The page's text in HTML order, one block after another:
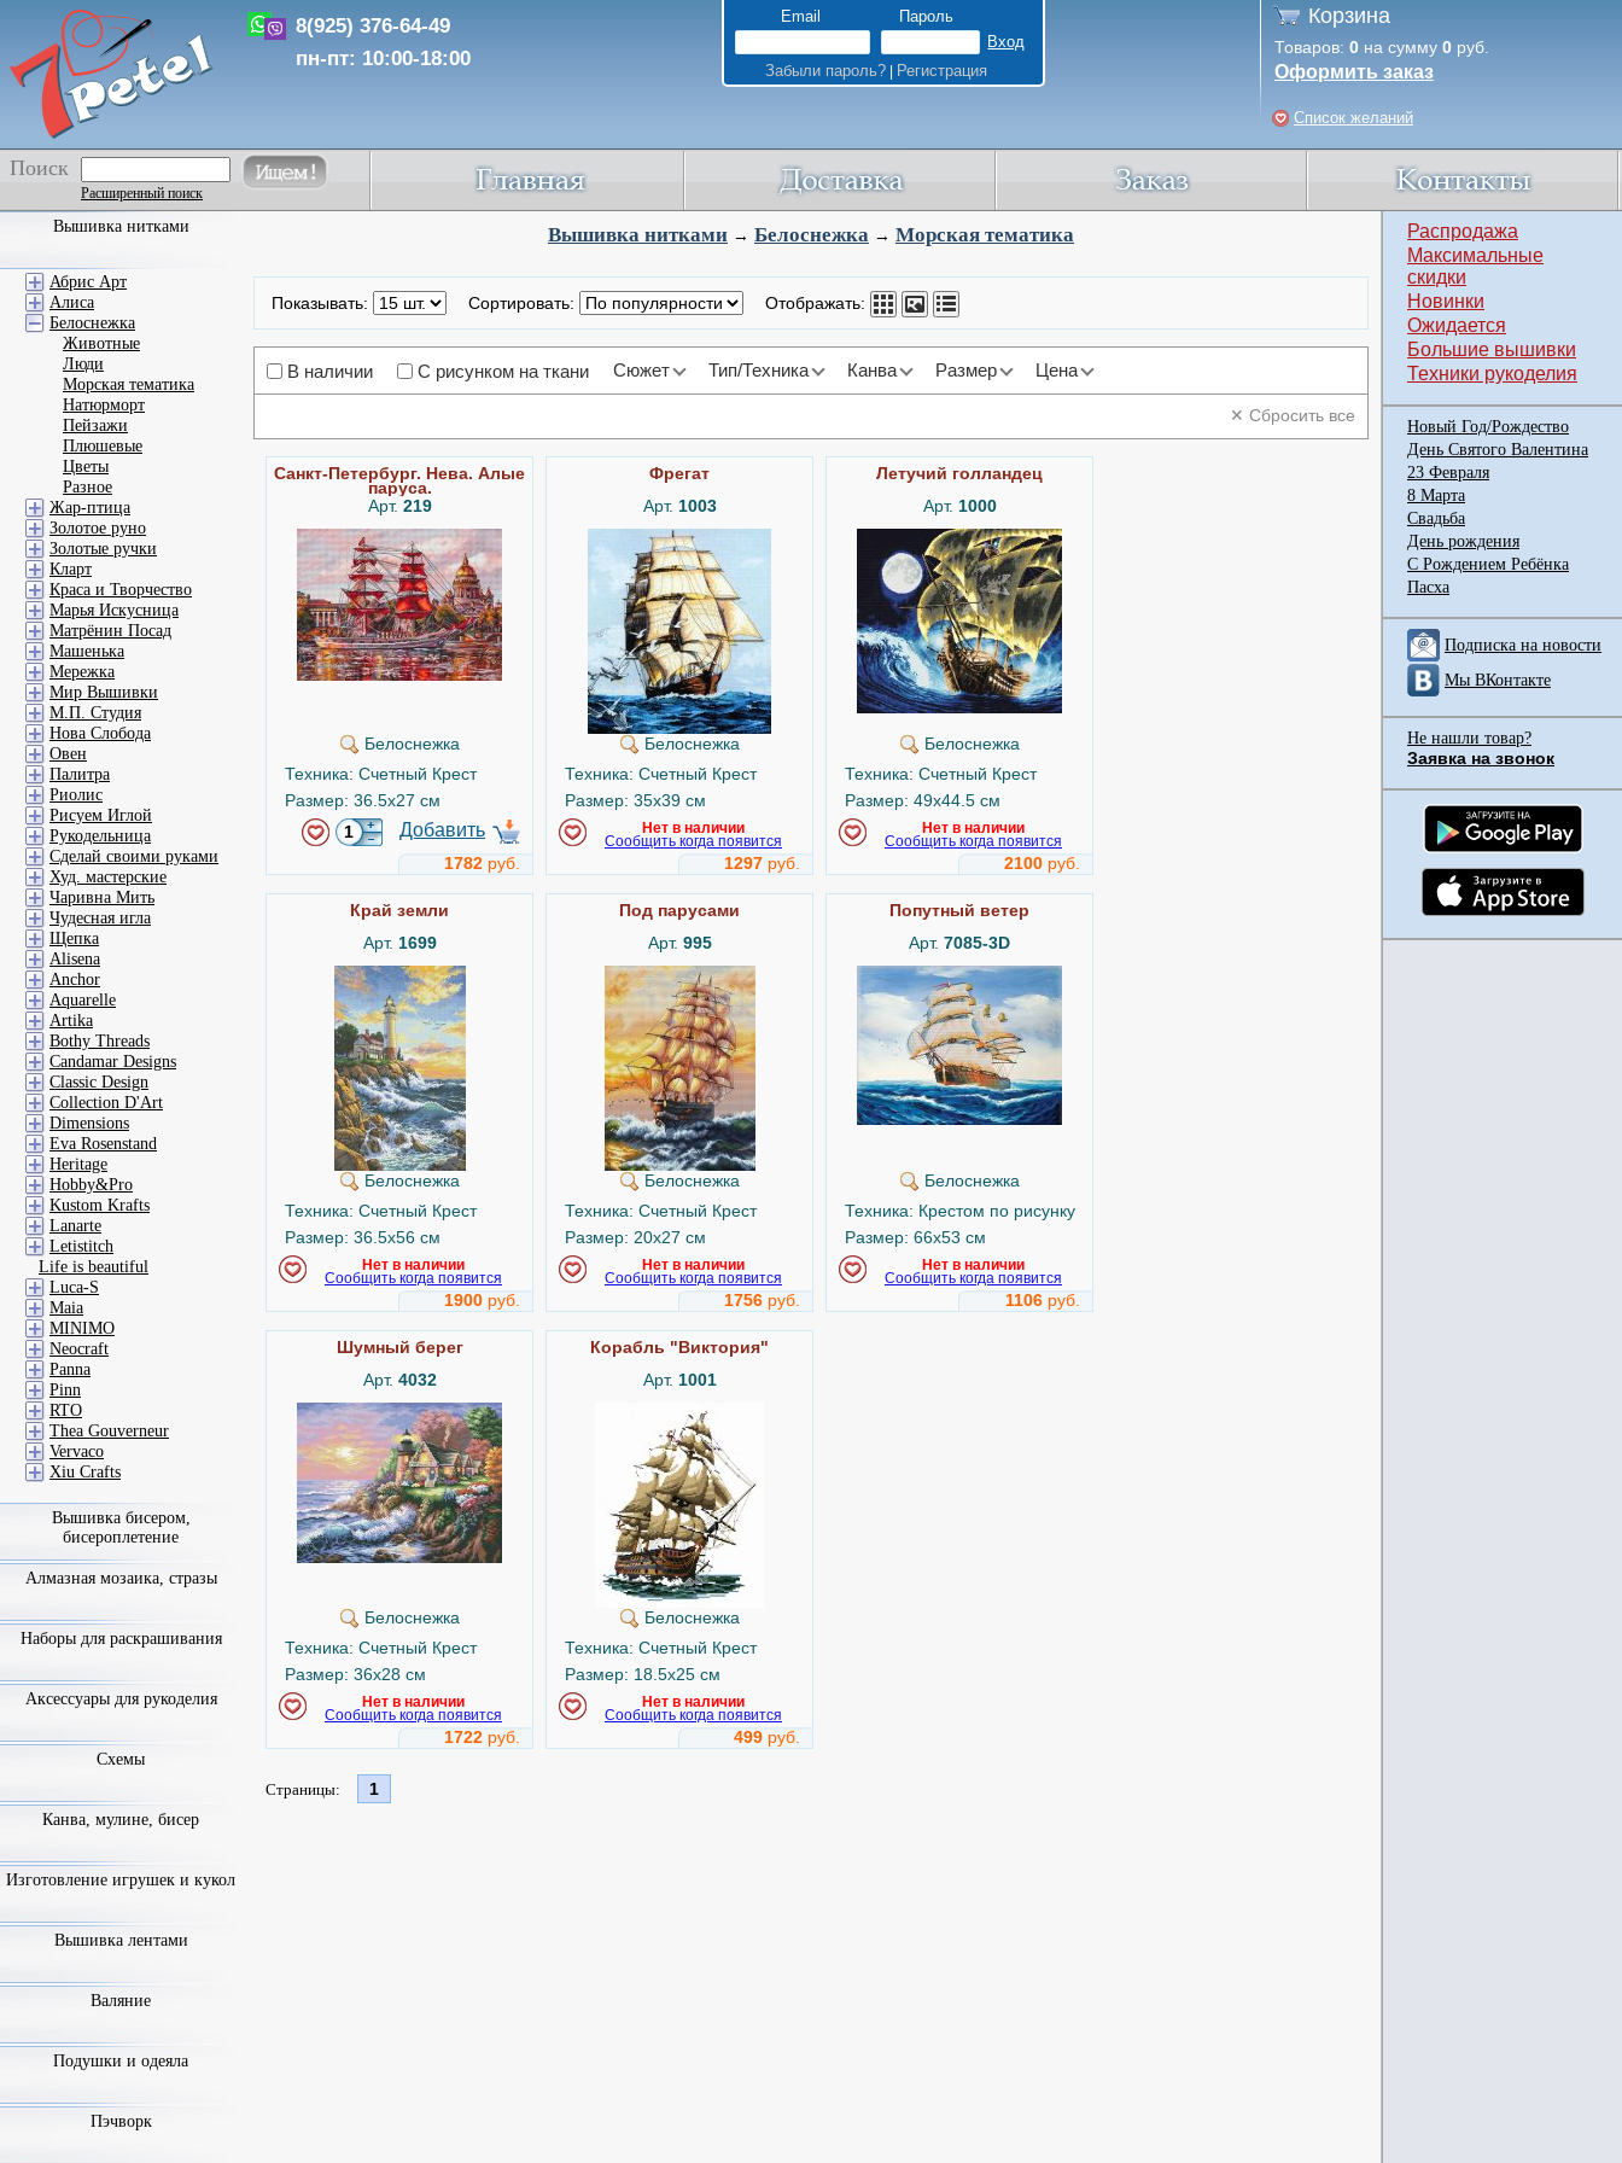
8(925) 376-64-49
пн-пт: 10:00-18:00
Email Пароль
Забыли пароль?| Регистрация
Корзина
Товаров: 0 на сумму 0 руб.
Оформить заказ
Список желаний
Поиск
Расширенный поиск
Вышивка нитками → Белоснежка → Морская тематика
Показывать: Сортировать: Отображать:
В наличии С рисунком на ткани Сюжет Тип/Техника Канва Размер Цена
✕ Сбросить все
Санкт-Петербург. Нева. Алые
паруса.
Арт. 219
Белоснежка
Техника: Счетный Крест
Размер: 36.5x27 см
Добавить
1782 руб.
Фрегат
Арт. 1003
Белоснежка
Техника: Счетный Крест
Размер: 35x39 см
Нет в наличии
Сообщить когда появится
1297 руб.
Летучий голландец
Арт. 1000
Белоснежка
Техника: Счетный Крест
Размер: 49x44.5 см
Нет в наличии
Сообщить когда появится
2100 руб.
Край земли
Арт. 1699
Белоснежка
Техника: Счетный Крест
Размер: 36.5x56 см
Нет в наличии
Сообщить когда появится
1900 руб.
Под парусами
Арт. 995
Белоснежка
Техника: Счетный Крест
Размер: 20x27 см
Нет в наличии
Сообщить когда появится
1756 руб.
Попутный ветер
Арт. 7085-3D
Белоснежка
Техника: Крестом по рисунку
Размер: 66x53 см
Нет в наличии
Сообщить когда появится
1106 руб.
Шумный берег
Арт. 4032
Белоснежка
Техника: Счетный Крест
Размер: 36x28 см
Нет в наличии
Сообщить когда появится
1722 руб.
Корабль "Виктория"
Арт. 1001
Белоснежка
Техника: Счетный Крест
Размер: 18.5x25 см
Нет в наличии
Сообщить когда появится
499 руб.
Страницы: 1
Вышивка нитками
Абрис Арт
Алиса
Белоснежка
Животные
Люди
Морская тематика
Натюрморт
Пейзажи
Плюшевые
Цветы
Разное
Жар-птица
Золотое руно
Золотые ручки
Кларт
Краса и Творчество
Марья Искусница
Матрёнин Посад
Машенька
Мережка
Мир Вышивки
М.П. Студия
Нова Слобода
Овен
Палитра
Риолис
Рисуем Иглой
Рукодельница
Сделай своими руками
Худ. мастерские
Чаривна Мить
Чудесная игла
Щепка
Alisena
Anchor
Aquarelle
Artika
Bothy Threads
Candamar Designs
Classic Design
Collection D'Art
Dimensions
Eva Rosenstand
Heritage
Hobby&Pro
Kustom Krafts
Lanarte
Letistitch
Life is beautiful
Luca-S
Maia
MINIMO
Neocraft
Panna
Pinn
RTO
Thea Gouverneur
Vervaco
Xiu Crafts
Вышивка бисером,
бисероплетение
Алмазная мозаика, стразы
Наборы для раскрашивания
Аксессуары для рукоделия
Схемы
Канва, мулине, бисер
Изготовление игрушек и кукол
Вышивка лентами
Валяние
Подушки и одеяла
Пэчворк
Распродажа
Максимальные
скидки
Новинки
Ожидается
Большие вышивки
Техники рукоделия
Новый Год/Рождество
День Святого Валентина
23 Февраля
8 Марта
Свадьба
День рождения
С Рождением Ребёнка
Пасха
Подписка на новости
Мы ВКонтакте
Не нашли товар?
Заявка на звонок